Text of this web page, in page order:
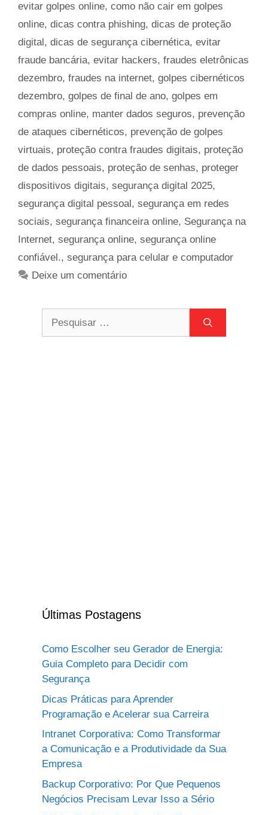
evitar golpes online, como não cair em golpes
online, dicas contra phishing, dicas de proteção
digital , dicas de segurança cibernética, evitar
fraude bancária, evitar hackers, fraudes eletrônicas
dezembro, fraudes na internet, golpes cibernéticos
dezembro, golpes de final de ano, golpes em
compras online, manter dados seguros, prevenção
de ataques cibernéticos, prevenção de golpes
virtuais, proteção contra fraudes digitais, proteção
de dados pessoais, proteção de senhas, proteger
dispositivos digitais, segurança digital 2025,
segurança digital pessoal , segurança em redes
sociais, segurança financeira online, Segurança na
Internet, segurança online, segurança online
confiável., segurança para celular e computador
Deixe um comentário
Últimas Postagens
Como Escolher seu Gerador de Energia:
Guia Completo para Decidir com
Segurança
Dicas Práticas para Aprender
Programação e Acelerar sua Carreira
Intranet Corporativa: Como Transformar
a Comunicação e a Produtividade da Sua
Empresa
Backup Corporativo: Por Que Pequenos
Negócios Precisam Levar Isso a Sério